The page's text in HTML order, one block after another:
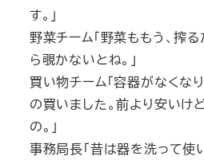
す。」
野菜チーム「野菜ももう、搾
ら覗かないとね。」
買い物チーム「容器がなくな
の買いました。前より安いけ
の。」
事務局長「昔は器を洗って使